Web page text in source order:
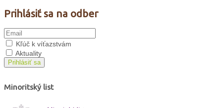
Prihlásiť sa na odber
Kľúč k víťazstvám
Aktuality
Prihlásiť sa
Minoritský list